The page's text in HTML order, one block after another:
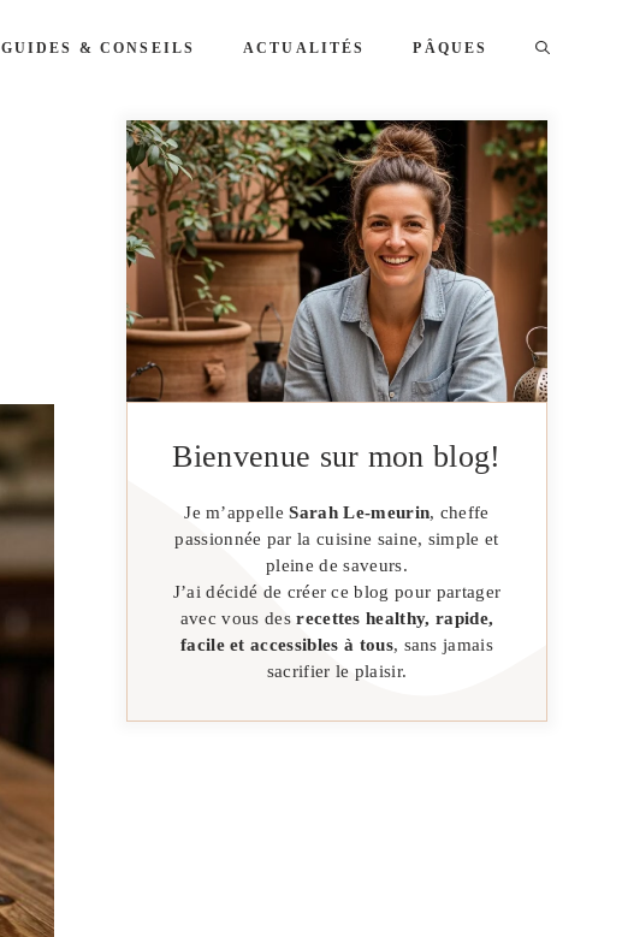
GUIDES & CONSEILS ACTUALITÉS PÂQUES
Bienvenue sur mon blog!
Je m’appelleSarah Le-meurin, cheffe
passionnée par la cuisine saine, simple et
pleine de saveurs.
J’ai décidé de créer ce blog pour partager
avec vous desrecettes healthy, rapide,
facile et accessibles à tous, sans jamais
sacrifier le plaisir.